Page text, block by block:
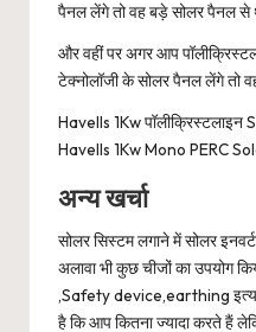
पैनल लेंगे तो वह बड़े सोलर पैनल से
और वहीं पर अगर आप
टेक्नोलॉजी के सोलर पैनल लेंगे तो
Havells 1Kw
Havells 1Kw Mono PERC
अन्य खर्चा
सोलर सिस्टम लगाने में सोलर
अलावा भी कुछ चीजों का उपयोग
,Safety device,earthing
है कि आप कितना ज्यादा करते हैं